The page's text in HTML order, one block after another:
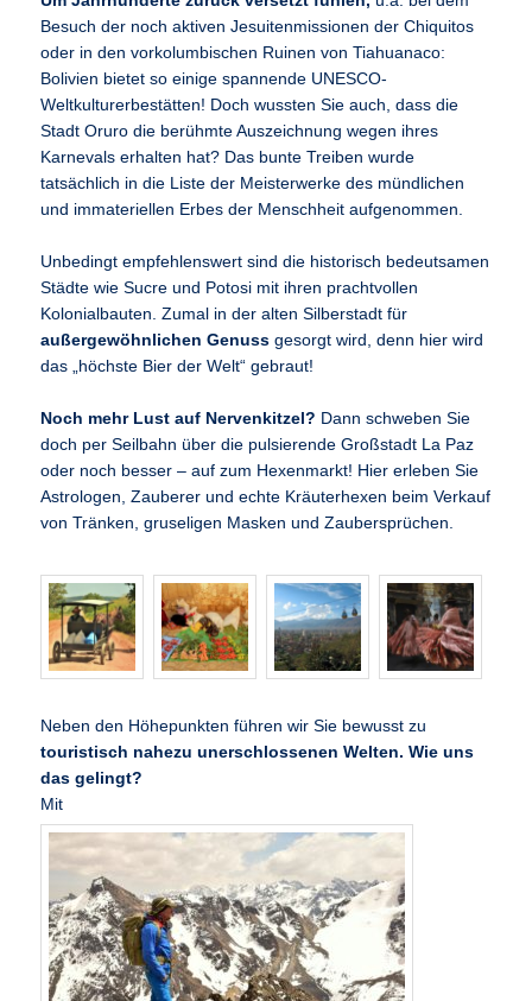
Besuch der noch aktiven Jesuitenmissionen der Chiquitos
oder in den vorkolumbischen Ruinen von Tiahuanaco:
Bolivien bietet so einige spannende UNESCO-
Weltkulturerbestätten! Doch wussten Sie auch, dass die
Stadt Oruro die berühmte Auszeichnung wegen ihres
Karnevals erhalten hat? Das bunte Treiben wurde
tatsächlich in die Liste der Meisterwerke des mündlichen
und immateriellen Erbes der Menschheit aufgenommen.
Unbedingt empfehlenswert sind die historisch bedeutsamen
Städte wie Sucre und Potosi mit ihren prachtvollen
Kolonialbauten. Zumal in der alten Silberstadt für
außergewöhnlichen Genussgesorgt wird, denn hier wird
das „höchste Bier der Welt“ gebraut!
Noch mehr Lust auf Nervenkitzel? Dann schweben Sie
doch per Seilbahn über die pulsierende Großstadt La Paz
oder noch besser – auf zum Hexenmarkt! Hier erleben Sie
Astrologen, Zauberer und echte Kräuterhexen beim Verkauf
von Tränken, gruseligen Masken und Zaubersprüchen.
Neben den Höhepunkten führen wir Sie bewusst zu
touristisch nahezu unerschlossenen Welten. Wie uns
das gelingt?
Mit